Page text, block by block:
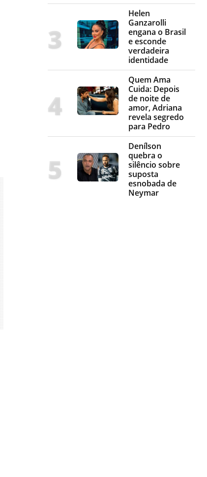
Helen
Ganzarolli
engana o Brasil
e esconde
verdadeira
identidade
Quem Ama
Cuida: Depois
de noite de
amor, Adriana
revela segredo
para Pedro
Denílson
quebra o
silêncio sobre
suposta
esnobada de
Neymar